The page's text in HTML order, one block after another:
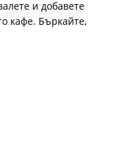
и добавете
кафе. Бъркайте,